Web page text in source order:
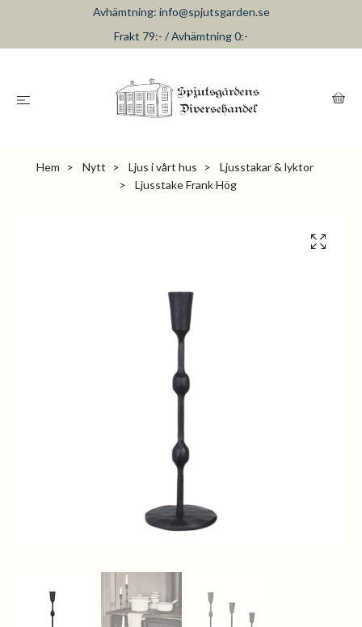
Avhämtning: info@spjutsgarden.se
Frakt 79:- / Avhämtning 0:-
Hem Nytt Ljus i vårt hus
Ljusstakar & lyktor
Ljusstake Frank Hög